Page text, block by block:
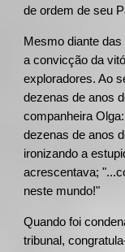
de ordem de seu
Mesmo diante
a convicção da
exploradores. Ao
dezenas de anos
companheira
dezenas de anos
ironizando a
acrescentava;
neste mundo!"
Quando foi
tribunal,